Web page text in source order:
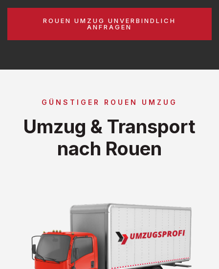
ROUEN UMZUG UNVERBINDLICH
ANFRAGEN
GÜNSTIGER ROUEN UMZUG
Umzug & Transport
nach Rouen